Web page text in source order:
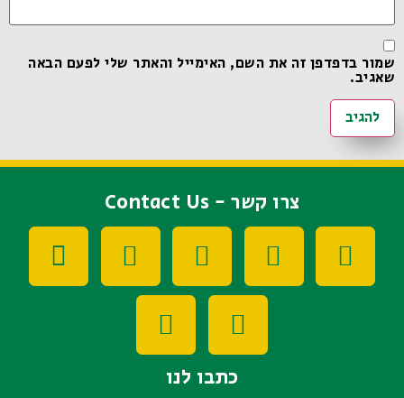
שמור בדפדפן זה את השם, האימייל והאתר שלי לפעם הבאה
שאגיב.
צרו קשר - Contact Us
כתבו לנו